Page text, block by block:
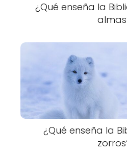
¿Qué enseña la
¿Qué enseña la